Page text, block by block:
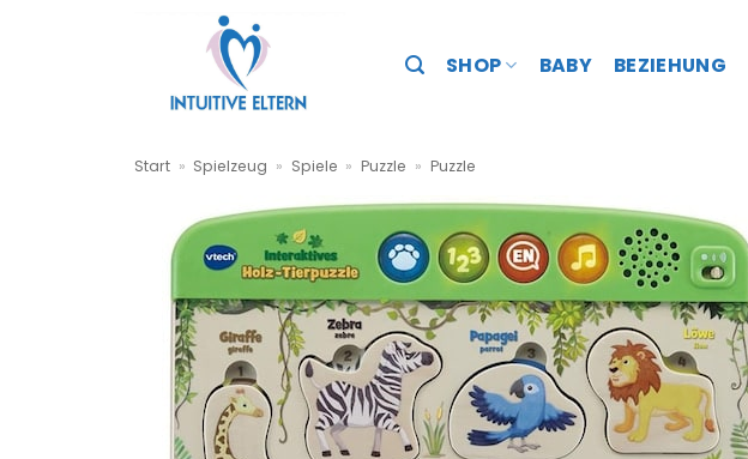
SHOP BABY BEZIEHUNG
Start » Spielzeug » Spiele » Puzzle » Puzzle